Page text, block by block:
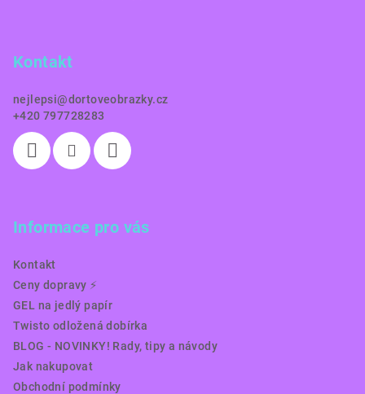
Kontakt
nejlepsi@dortoveobrazky.cz
+420 797728283
Informace pro vás
Kontakt
Ceny dopravy ⚡️
GEL na jedlý papír
Twisto odložená dobírka
BLOG - NOVINKY! Rady, tipy a návody
Jak nakupovat
Obchodní podmínky